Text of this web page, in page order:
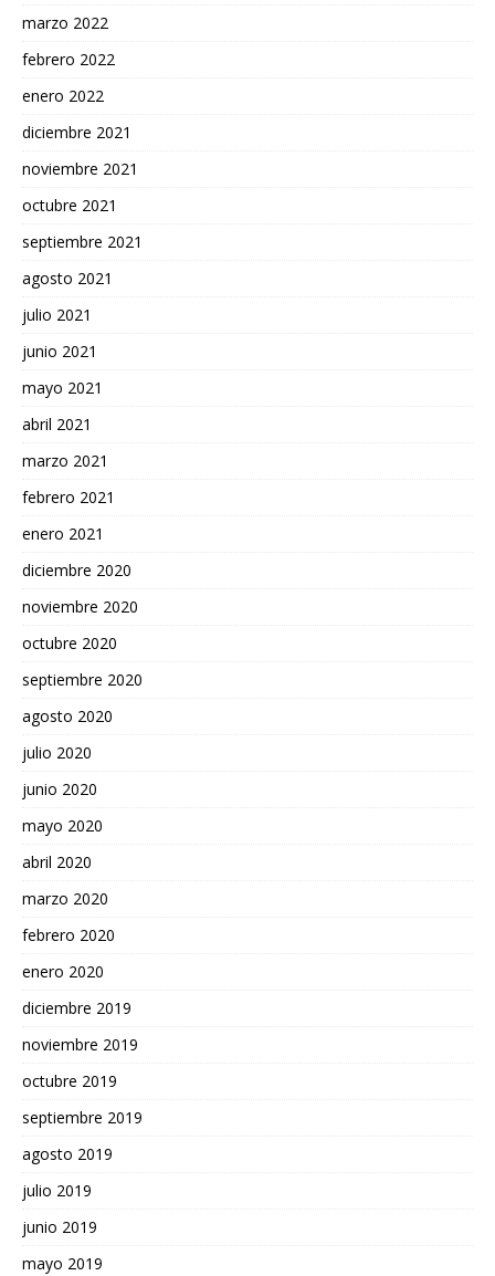
marzo 2022
febrero 2022
enero 2022
diciembre 2021
noviembre 2021
octubre 2021
septiembre 2021
agosto 2021
julio 2021
junio 2021
mayo 2021
abril 2021
marzo 2021
febrero 2021
enero 2021
diciembre 2020
noviembre 2020
octubre 2020
septiembre 2020
agosto 2020
julio 2020
junio 2020
mayo 2020
abril 2020
marzo 2020
febrero 2020
enero 2020
diciembre 2019
noviembre 2019
octubre 2019
septiembre 2019
agosto 2019
julio 2019
junio 2019
mayo 2019